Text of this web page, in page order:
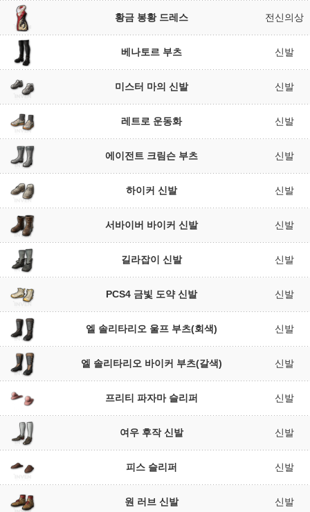
황금 봉황 드레스 전신의상
베나토르 부츠 신발
미스터 마의 신발 신발
레트로 운동화 신발
에이전트 크림슨 부츠 신발
하이커 신발 신발
서바이버 바이커 신발 신발
길라잡이 신발 신발
PCS4 금빛 도약 신발 신발
엘 솔리타리오 울프 부츠(회색) 신발
엘 솔리타리오 바이커 부츠(갈색) 신발
프리티 파자마 슬리퍼 신발
여우 후작 신발 신발
피스 슬리퍼 신발
원 러브 신발 신발